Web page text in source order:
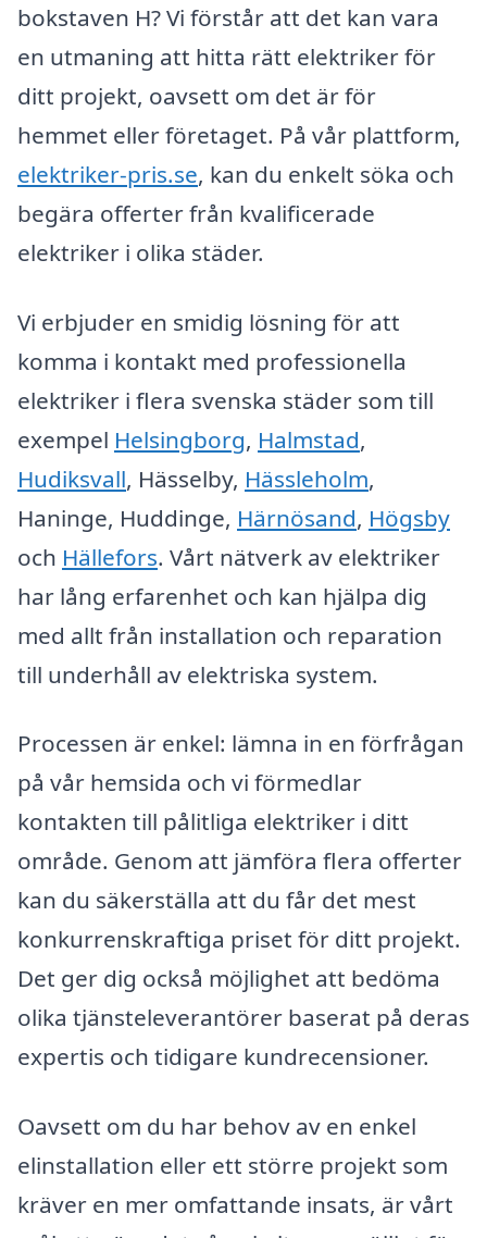
bokstaven H? Vi förstår att det kan vara
en utmaning att hitta rätt elektriker för
ditt projekt, oavsett om det är för
hemmet eller företaget. På vår plattform,
elektriker-pris.se, kan du enkelt söka och
begära offerter från kvalificerade
elektriker i olika städer.
Vi erbjuder en smidig lösning för att
komma i kontakt med professionella
elektriker i flera svenska städer som till
exempel Helsingborg, Halmstad,
Hudiksvall, Hässelby, Hässleholm,
Haninge, Huddinge, Härnösand, Högsby
och Hällefors. Vårt nätverk av elektriker
har lång erfarenhet och kan hjälpa dig
med allt från installation och reparation
till underhåll av elektriska system.
Processen är enkel: lämna in en förfrågan
på vår hemsida och vi förmedlar
kontakten till pålitliga elektriker i ditt
område. Genom att jämföra flera offerter
kan du säkerställa att du får det mest
konkurrenskraftiga priset för ditt projekt.
Det ger dig också möjlighet att bedöma
olika tjänsteleverantörer baserat på deras
expertis och tidigare kundrecensioner.
Oavsett om du har behov av en enkel
elinstallation eller ett större projekt som
kräver en mer omfattande insats, är vårt